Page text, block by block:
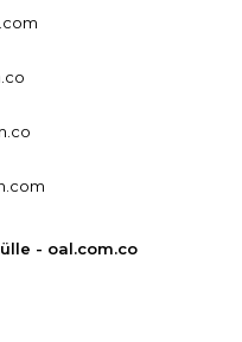
- oal.com.co